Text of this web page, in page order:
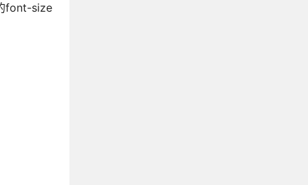
font-size